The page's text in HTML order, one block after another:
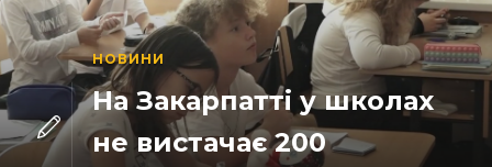
НОВИНИ
На Закарпатті у школах
не вистачає 200